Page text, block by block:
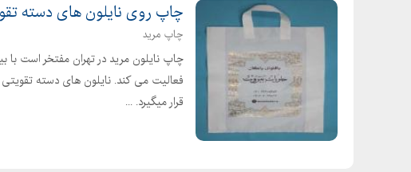
چاپ روی نایلون های دسته
چاپ مرید
چاپ نایلون مرید در تهران مفتخر است با
فعالیت می کند. نایلون های دسته
قرار میگیرد. ...